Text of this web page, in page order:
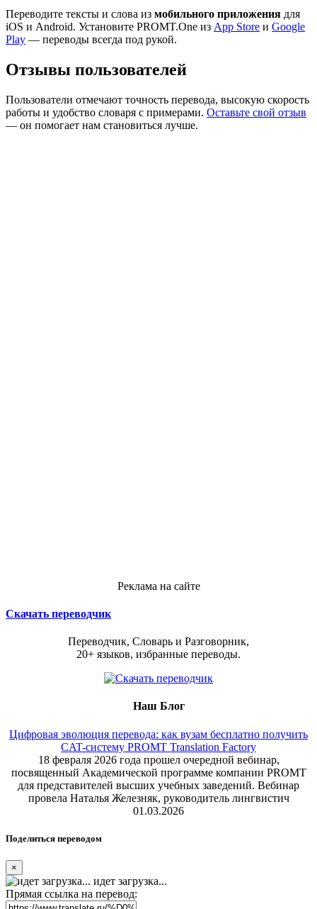
Переводите тексты и слова из мобильного приложения для
iOS и Android. Установите PROMT.One из App Store и Google
Play — переводы всегда под рукой.
Отзывы пользователей
Пользователи отмечают точность перевода, высокую скорость
работы и удобство словаря с примерами. Оставьте свой отзыв
— он помогает нам становиться лучше.
Реклама на сайте
Скачать переводчик
Переводчик, Словарь и Разговорник,
20+ языков, избранные переводы.
Наш Блог
Цифровая эволюция перевода: как вузам бесплатно получить
CAT-систему PROMT Translation Factory
18 февраля 2026 года прошел очередной вебинар,
посвященный Академической программе компании PROMT
для представителей высших учебных заведений. Вебинар
провела Наталья Железняк, руководитель лингвистич
01.03.2026
Поделиться переводом
×
идет загрузка...
Прямая ссылка на перевод: